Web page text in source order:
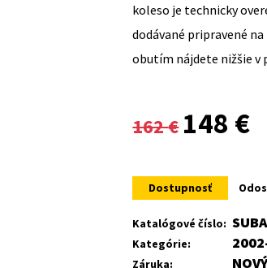
koleso je technicky
dodávané pripravené
obutím nájdete nižšie v
162€
Original
was:
162 €.
148 €
is:
Dostupnosť
Katalógové číslo:
Kategórie:
Záruka: